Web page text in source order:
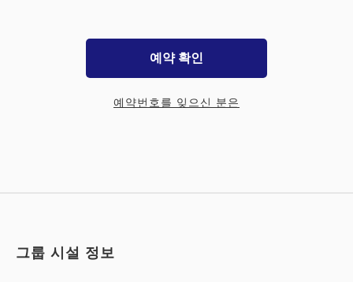
예약 확인
예약번호를 잊으신 분은
그룹 시설 정보